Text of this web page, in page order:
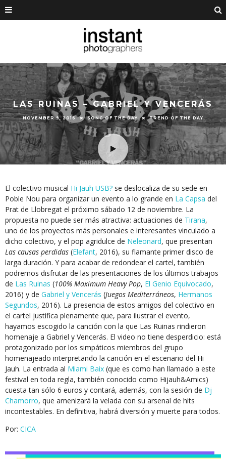
LAS RUINAS – GABRIEL Y VENCERÁS
NOVEMBER 9, 2016 SONG OF THE DAY TREND OF THE DAY
El colectivo musical Hi Jauh USB? se deslocaliza de su sede en
Poble Nou para organizar un evento a lo grande en La Capsa del
Prat de Llobregat el próximo sábado 12 de noviembre. La
propuesta no puede ser más atractiva: actuaciones de Tirana,
uno de los proyectos más personales e interesantes vinculado a
dicho colectivo, y el pop agridulce de Neleonard, que presentan
Las causas perdidas (Elefant, 2016), su flamante primer disco de
larga duración. Y para acabar de redondear el cartel, también
podremos disfrutar de las presentaciones de los últimos trabajos
de Las Ruinas (100% Maximum Heavy Pop, El Genio Equivocado,
2016) y de Gabriel y Vencerás (Juegos Mediterráneos, Hermanos
Segundos, 2016). La presencia de estos amigos del colectivo en
el cartel justifica plenamente que, para ilustrar el evento,
hayamos escogido la canción con la que Las Ruinas rindieron
homenaje a Gabriel y Vencerás. El video no tiene desperdicio: está
protagonizado por los simpáticos miembros del grupo
homenajeado interpretando la canción en el escenario del Hi
Jauh. La entrada al Miami Baix (que es como han llamado a este
festival en toda regla, también conocido como Hijauh&Amics)
cuesta tan sólo 6 euros y contará, además, con la sesión de Dj
Chamorro, que amenizará la velada con su arsenal de hits
incontestables. En definitiva, habrá diversión y muerte para todos.
Por: CICA